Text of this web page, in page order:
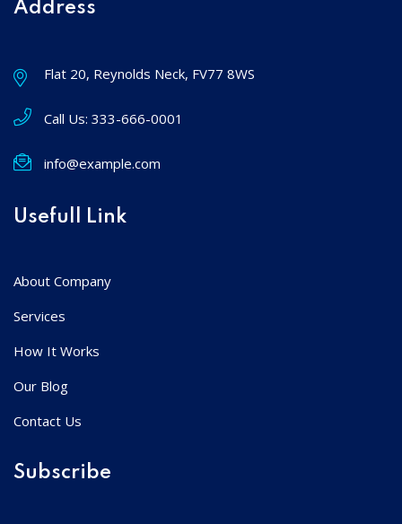
Address
Flat 20, Reynolds Neck, FV77 8WS
Call Us: 333-666-0001
info@example.com
Usefull Link
About Company
Services
How It Works
Our Blog
Contact Us
Subscribe